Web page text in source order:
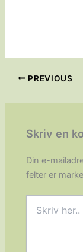
PREVIOUS
Skriv en
Din e-
felter er
her..